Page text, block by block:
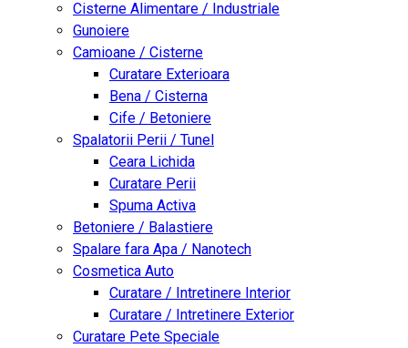
Cisterne Alimentare / Industriale
Gunoiere
Camioane / Cisterne
Curatare Exterioara
Bena / Cisterna
Cife / Betoniere
Spalatorii Perii / Tunel
Ceara Lichida
Curatare Perii
Spuma Activa
Betoniere / Balastiere
Spalare fara Apa / Nanotech
Cosmetica Auto
Curatare / Intretinere Interior
Curatare / Intretinere Exterior
Curatare Pete Speciale